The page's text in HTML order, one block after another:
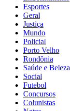
Esportes
Geral
Justiça
Mundo
Policial
Porto Velho
Rondônia
Saúde e Beleza
Social
Futebol
Concursos
Colunistas